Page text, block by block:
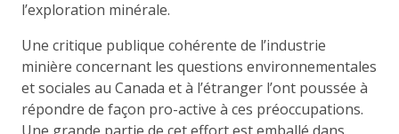
l’exploration minérale.
Une critique publique cohérente de l’industrie
minière concernant les questions environnementales
et sociales au Canada et à l’étranger l’ont poussée à
répondre de façon pro-active à ces préoccupations.